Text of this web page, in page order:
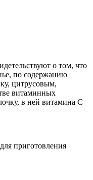
о том, что
по содержанию
цитрусовым,
витаминных
в ней витамина С
приготовления